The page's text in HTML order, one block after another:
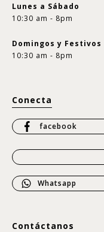
Lunes a Sábado
10:30 am - 8pm
Domingos y Festivos
10:30 am - 8pm
Conecta
facebook
Whatsapp
Contáctanos